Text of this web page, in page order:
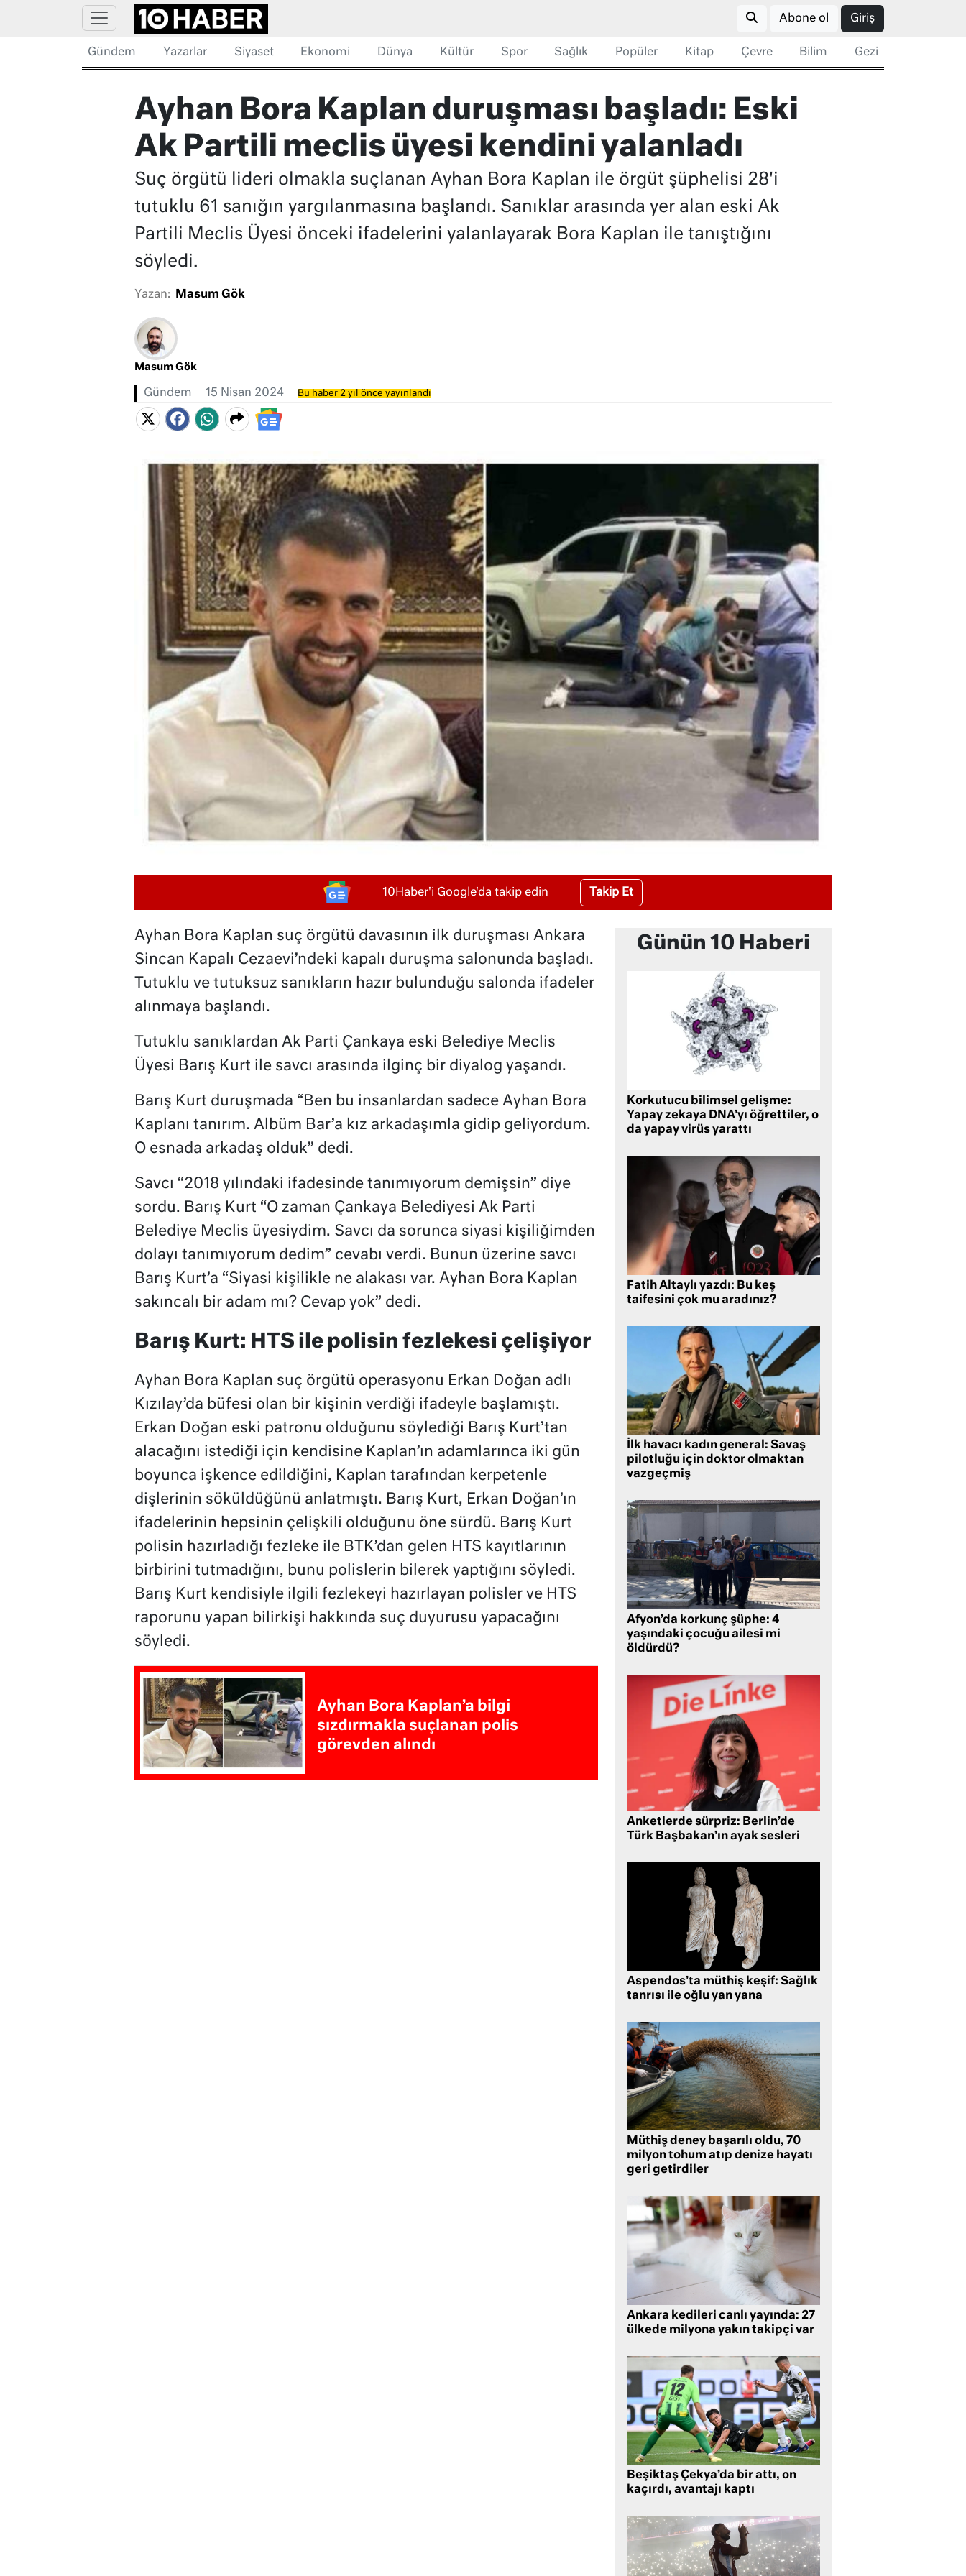
Abone ol Giriş
Gündem Yazarlar Siyaset Ekonomi Dünya Kültür Spor Sağlık Popüler Kitap Çevre Bilim Gezi
Ayhan Bora Kaplan duruşması başladı: Eski
Ak Partili meclis üyesi kendini yalanladı
Suç örgütü lideri olmakla suçlanan Ayhan Bora Kaplan ile örgüt şüphelisi 28'i
tutuklu 61 sanığın yargılanmasına başlandı. Sanıklar arasında yer alan eski Ak
Partili Meclis Üyesi önceki ifadelerini yalanlayarak Bora Kaplan ile tanıştığını
söyledi.
Yazan: Masum Gök
Masum Gök
Gündem 15 Nisan 2024 Bu haber 2 yıl önce yayınlandı
10Haber'i Google'da takip edin Takip Et
Ayhan Bora Kaplan suç örgütü davasının ilk duruşması Ankara
Sincan Kapalı Cezaevi’ndeki kapalı duruşma salonunda başladı.
Tutuklu ve tutuksuz sanıkların hazır bulunduğu salonda ifadeler
alınmaya başlandı.
Tutuklu sanıklardan Ak Parti Çankaya eski Belediye Meclis
Üyesi Barış Kurt ile savcı arasında ilginç bir diyalog yaşandı.
Barış Kurt duruşmada “Ben bu insanlardan sadece Ayhan Bora
Kaplanı tanırım. Albüm Bar’a kız arkadaşımla gidip geliyordum.
O esnada arkadaş olduk” dedi.
Savcı “2018 yılındaki ifadesinde tanımıyorum demişsin” diye
sordu. Barış Kurt “O zaman Çankaya Belediyesi Ak Parti
Belediye Meclis üyesiydim. Savcı da sorunca siyasi kişiliğimden
dolayı tanımıyorum dedim” cevabı verdi. Bunun üzerine savcı
Barış Kurt’a “Siyasi kişilikle ne alakası var. Ayhan Bora Kaplan
sakıncalı bir adam mı? Cevap yok” dedi.
Barış Kurt: HTS ile polisin fezlekesi çelişiyor
Ayhan Bora Kaplan suç örgütü operasyonu Erkan Doğan adlı
Kızılay’da büfesi olan bir kişinin verdiği ifadeyle başlamıştı.
Erkan Doğan eski patronu olduğunu söylediği Barış Kurt’tan
alacağını istediği için kendisine Kaplan’ın adamlarınca iki gün
boyunca işkence edildiğini, Kaplan tarafından kerpetenle
dişlerinin söküldüğünü anlatmıştı. Barış Kurt, Erkan Doğan’ın
ifadelerinin hepsinin çelişkili olduğunu öne sürdü. Barış Kurt
polisin hazırladığı fezleke ile BTK’dan gelen HTS kayıtlarının
birbirini tutmadığını, bunu polislerin bilerek yaptığını söyledi.
Barış Kurt kendisiyle ilgili fezlekeyi hazırlayan polisler ve HTS
raporunu yapan bilirkişi hakkında suç duyurusu yapacağını
söyledi.
Ayhan Bora Kaplan’a bilgi
sızdırmakla suçlanan polis
görevden alındı
Günün 10 Haberi
Korkutucu bilimsel gelişme:
Yapay zekaya DNA’yı öğrettiler, o
da yapay virüs yarattı
Fatih Altaylı yazdı: Bu keş
taifesini çok mu aradınız?
İlk havacı kadın general: Savaş
pilotluğu için doktor olmaktan
vazgeçmiş
Afyon’da korkunç şüphe: 4
yaşındaki çocuğu ailesi mi
öldürdü?
Anketlerde sürpriz: Berlin’de
Türk Başbakan’ın ayak sesleri
Aspendos’ta müthiş keşif: Sağlık
tanrısı ile oğlu yan yana
Müthiş deney başarılı oldu, 70
milyon tohum atıp denize hayatı
geri getirdiler
Ankara kedileri canlı yayında: 27
ülkede milyona yakın takipçi var
Beşiktaş Çekya’da bir attı, on
kaçırdı, avantajı kaptı